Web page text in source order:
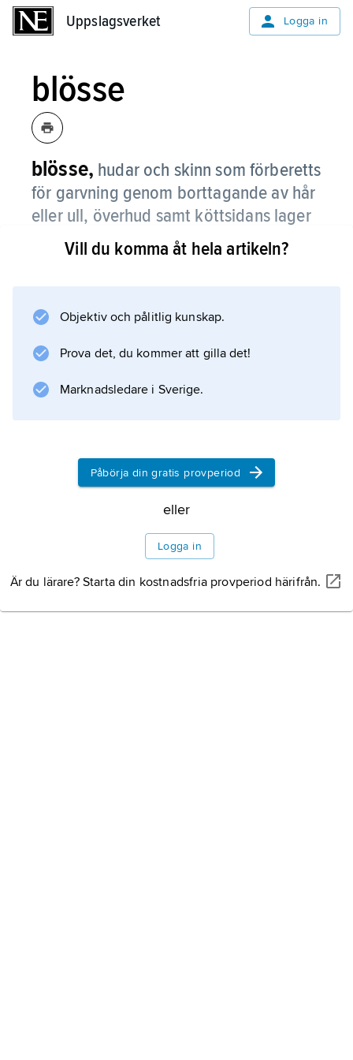
Uppslagsverket Logga in
blösse
blösse, hudar och skinn som förberetts
för garvning genom borttagande av hår
eller ull, överhud samt köttsidans lager
av fett och köttrester.
.
Information om artikeln
Vill du komma åt hela artikeln?
Objektiv och pålitlig kunskap.
Prova det, du kommer att gilla det!
Marknadsledare i Sverige.
Påbörja din gratis provperiod
eller
Logga in
Är du lärare? Starta din kostnadsfria provperiod härifrån.